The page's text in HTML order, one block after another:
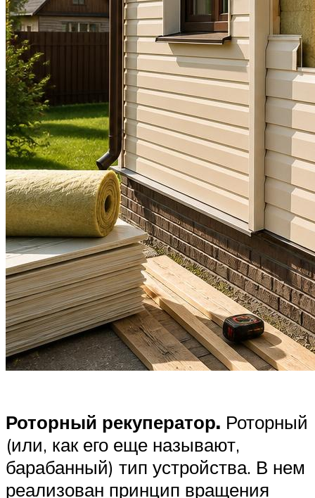
Роторный рекуператор. Роторный
(или, как его еще называют,
барабанный) тип устройства. В нем
реализован принцип вращения